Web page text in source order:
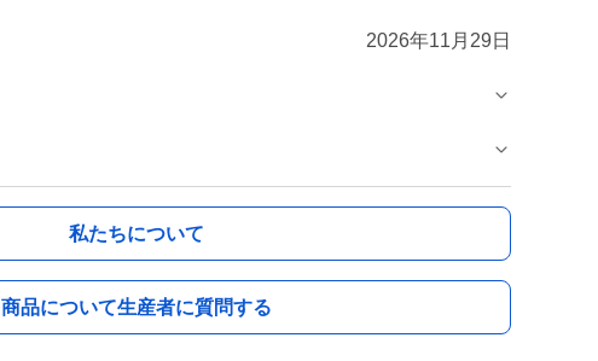
2026年11月29日
私たちについて
商品について生産者に質問する